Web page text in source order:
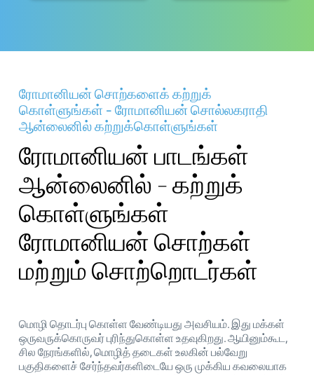
ரோமானியன் சொற்களைக் கற்றுக்
கொள்ளுங்கள் - ரோமானியன் சொல்லகராதி
ஆன்லைனில் கற்றுக்கொள்ளுங்கள்
ரோமானியன் பாடங்கள்
ஆன்லைனில் - கற்றுக்
கொள்ளுங்கள்
ரோமானியன் சொற்கள்
மற்றும் சொற்றொடர்கள்
மொழி தொடர்பு கொள்ள வேண்டியது அவசியம். இது மக்கள்
ஒருவருக்கொருவர் புரிந்துகொள்ள உதவுகிறது. ஆயினும்கூட,
சில நேரங்களில், மொழித் தடைகள் உலகின் பல்வேறு
பகுதிகளைச் சேர்ந்தவர்களிடையே ஒரு முக்கிய கவலையாக